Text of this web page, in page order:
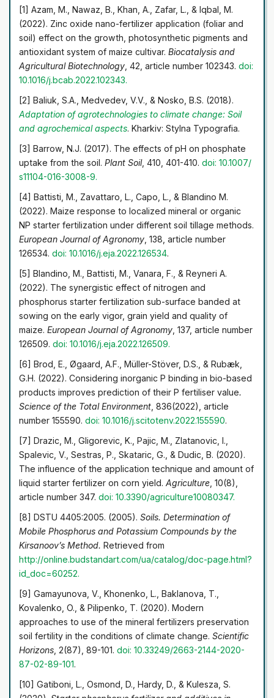
50-60 л/га, не дає змоги реалізувати закладений
потенціал та призводить до недоотримання зерен із
качана відносно варіанту з повноцінним живленням.
Найвищу врожайність було отримано у варіанті із
застосуванням гранульованого добрива та 60 л
рідкого комплексного добрива в суміші з
врожайності відносно варіанту без гранульованого
добрива становив 32 % (2,8 т/га). Окреме
застосування рідкого комплексного добрива за
жодних умов не забезпечило результату
співставного із внесенням гранульованого добрива,
однак додавання 25 л/га РКД до основного внесення
врожаю в 1,3 т/га. Отримані результати доводять
високу ефективність рідкої форми стартового
добрива при його внесенні на легких за
гранулометричним складом ґрунтах та мають бути
враховані при плануванні ресурсоощадної технології
вирощування кукурудзи в зоні із високим ступенем
метеорологічних ризиків
[1] Azam, M., Nawaz, B., Khan, A., Zafar, L., & Iqbal, M.
(2022). Zinc oxide nano-fertilizer application (foliar and
soil) effect on the growth, photosynthetic pigments and
antioxidant system of maize cultivar.Biocatalysis and
Agricultural Biotechnology , 42, article number 102343.doi:
10.1016/j.bcab.2022.102343.
[2] Baliuk, S.A., Medvedev, V.V., & Noskо, B.S. (2018).
Adaptation of agrotechnologies to climate change: Soil
and agrochemical aspects. Kharkiv: Stylna Typografia.
[3] Barrow, N.J. (2017). The effects of pH on phosphate
uptake from the soil.Plant Soil, 410, 401-410.doi: 10.1007/
s11104-016-3008-9.
[4] Battisti, M., Zavattaro, L., Capo, L., & Blandino M.
(2022). Maize response to localized mineral or organic
NP starter fertilization under different soil tillage methods.
European Journal of Agronomy , 138, article number
126534.doi: 10.1016/j.eja.2022.126534.
[5] Blandino, M., Battisti, M., Vanara, F., & Reyneri A.
(2022). The synergistic effect of nitrogen and
phosphorus starter fertilization sub-surface banded at
sowing on the early vigor, grain yield and quality of
maize.European Journal of Agronomy , 137, article number
126509.doi: 10.1016/j.eja.2022.126509.
[6] Brod, E., Øgaard, A.F., Müller-Stöver, D.S., & Rubæk,
G.H. (2022). Considering inorganic P binding in bio-based
products improves prediction of their P fertiliser value.
Science of the Total Environment , 836(2022), article
number 155590.doi: 10.1016/j.scitotenv.2022.155590.
[7] Drazic, M., Gligorevic, K., Pajic, M., Zlatanovic, I.,
Spalevic, V., Sestras, P., Skataric, G., & Dudic, B. (2020).
The influence of the application technique and amount of
liquid starter fertilizer on corn yield.Agriculture , 10(8),
article number 347.doi: 10.3390/agriculture10080347.
[8] DSTU 4405:2005. (2005).Soils. Determination of
Mobile Phosphorus and Potassium Compounds by the
Kirsanoov’s Method.Retrieved from
http://online.budstandart.com/ua/catalog/doc-page.html?
id_doc=60252.
[9] Gamayunova, V., Khonenkо, L., Baklanova, T.,
Kovalenko, O., & Pilipenko, T. (2020). Modern
approaches to use of the mineral fertilizers preservation
soil fertility in the conditions of climate change.Scientific
Horizons , 2(87), 89-101.doi: 10.33249/2663-2144-2020-
87-02-89-101.
[10] Gatiboni, L., Osmond, D., Hardy, D., & Kulesza, S.